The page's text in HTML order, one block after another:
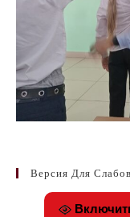
Версия Для